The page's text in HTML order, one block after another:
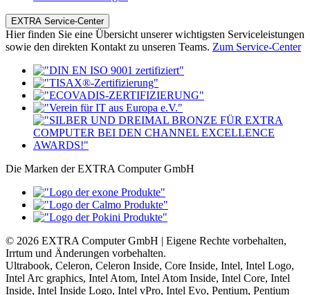
Irrtum und Änderungen vorbehalten.
Ultrabook, Celeron, Celeron Inside, Core Inside, Intel, Intel Logo,
Intel Arc graphics, Intel Atom, Intel Atom Inside, Intel Core, Intel
Inside, Intel Inside Logo, Intel vPro, Intel Evo, Pentium, Pentium
Inside, vPro Inside, Xeon, Xeon Inside, Intel Agilex, Arria,
Cyclone, Movidius, eASIC, Ethernet, Iris, Killer, MAX, Select
Solutions, Si Photonics, Stratix, Tofino, and Intel Optane are
Suche
Filter Ergebnisse öffnenNach oben
Ergebnisse anzeigen